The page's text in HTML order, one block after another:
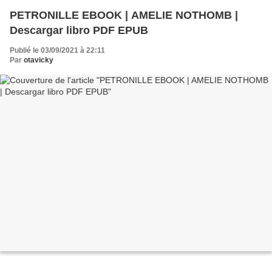
PETRONILLE EBOOK | AMELIE NOTHOMB |
Descargar libro PDF EPUB
Publié le 03/09/2021 à 22:11
Par otavicky